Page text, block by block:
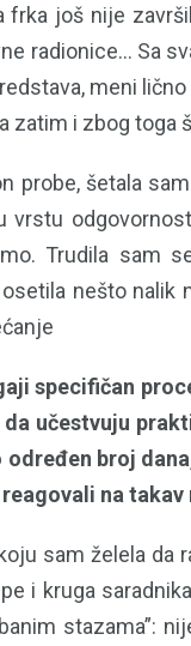
frka još nije
radionice… Sa
meni
zatim i zbog toga
probe, šetala
vrstu
Trudila sam
nešto nalik
specifičan
učestvuju
broj
na takav
sam želela da
i kruga
stazama”: